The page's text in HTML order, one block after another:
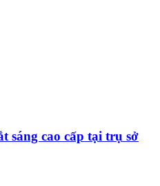
sáng cao cấp tại trụ sở